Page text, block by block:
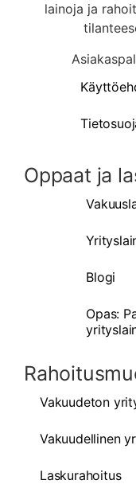
lainoja ja
Oppaat ja
Blogi
Opas:
Vakuudeton
Vakuudellinen
Laskurahoitus